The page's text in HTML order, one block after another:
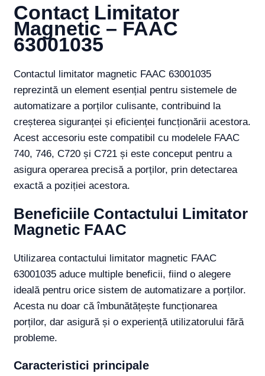
Contact Limitator
Magnetic – FAAC
63001035
Contactul limitator magnetic FAAC 63001035
reprezintă un element esențial pentru sistemele de
automatizare a porților culisante, contribuind la
creșterea siguranței și eficienței funcționării acestora.
Acest accesoriu este compatibil cu modelele FAAC
740, 746, C720 și C721 și este conceput pentru a
asigura operarea precisă a porților, prin detectarea
exactă a poziției acestora.
Beneficiile Contactului Limitator
Magnetic FAAC
Utilizarea contactului limitator magnetic FAAC
63001035 aduce multiple beneficii, fiind o alegere
ideală pentru orice sistem de automatizare a porților.
Acesta nu doar că îmbunătățește funcționarea
porților, dar asigură și o experiență utilizatorului fără
probleme.
Caracteristici principale